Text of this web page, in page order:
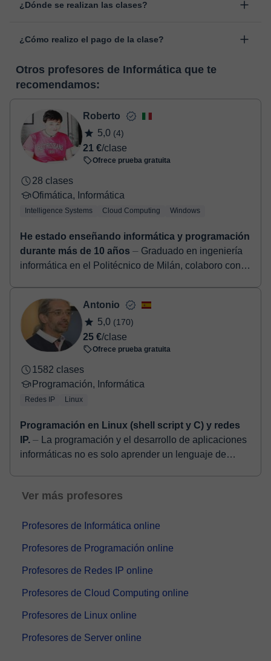
cambiar la hora o el día de clase. Puedes hacerlo desde tu área
¿Dónde se realizan las clases?
desarrollada para el ámbito formativo con muchas
pizarra virtual o el editor de textos a tiempo real. En el siguiente
enlace puedes ver una demo del aula y conocerla: Ver aula
virtual
¿Cómo realizo el pago de la clase?
horas, podrás realizar el pago mediante tarjeta de débito o
crédito.
Una vez realices el pago de la clase, recibirás un e-mail de
confirmación de la reserva.
Otros profesores de Informática que te
recomendamos:
Roberto
5,0 (4)
21 €/clase
Ofrece prueba gratuita
28 clases
Ofimática, Informática
Intelligence Systems Cloud Computing Windows
He estado enseñando informática y programación
durante más de 10 años ⏤ Graduado en ingeniería
informática en el Politécnico de Milán, colaboro con
Antonio
5,0 (170)
25 €/clase
Ofrece prueba gratuita
1582 clases
Programación, Informática
Redes IP Linux
Programación en Linux (shell script y C) y redes
IP. ⏤ La programación y el desarrollo de aplicaciones
informáticas no es solo aprender un lenguaje de
Ver más profesores
Profesores de Informática online
Profesores de Programación online
Profesores de Redes IP online
Profesores de Cloud Computing online
Profesores de Linux online
Profesores de Server online